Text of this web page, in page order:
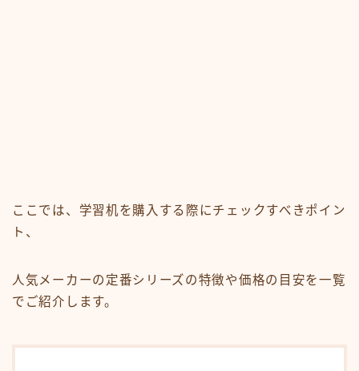
ここでは、学習机を購入する際にチェックすべきポイン
ト、
人気メーカーの定番シリーズの特徴や価格の目安を一覧
でご紹介します。